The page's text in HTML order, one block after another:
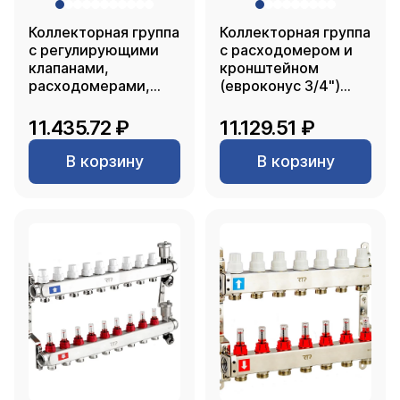
Коллекторная группа
с регулирующими
клапанами,
расходомерами,
обратными и
дренажными
клапанами,
кронштейном
11.435.72 ₽
В корзину
Коллекторная группа
с расходомером и
кронштейном
(евроконус 3/4")
SUS 304 1"х 6
выходов, RTP
11.129.51 ₽
В корзину